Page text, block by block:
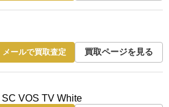
メールで買取査定 買取ページを見る
VOS TV White